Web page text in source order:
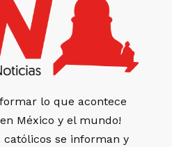
lo que acontece
México y el mundo!
católicos se informan y